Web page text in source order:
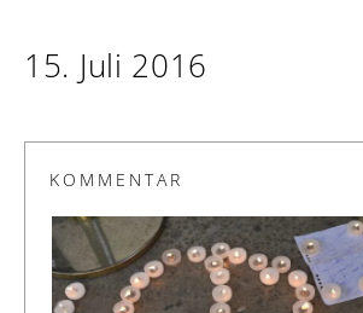
15. Juli 2016
KOMMENTAR